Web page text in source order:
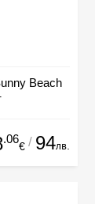
Beach
.06
€ / 94лв.